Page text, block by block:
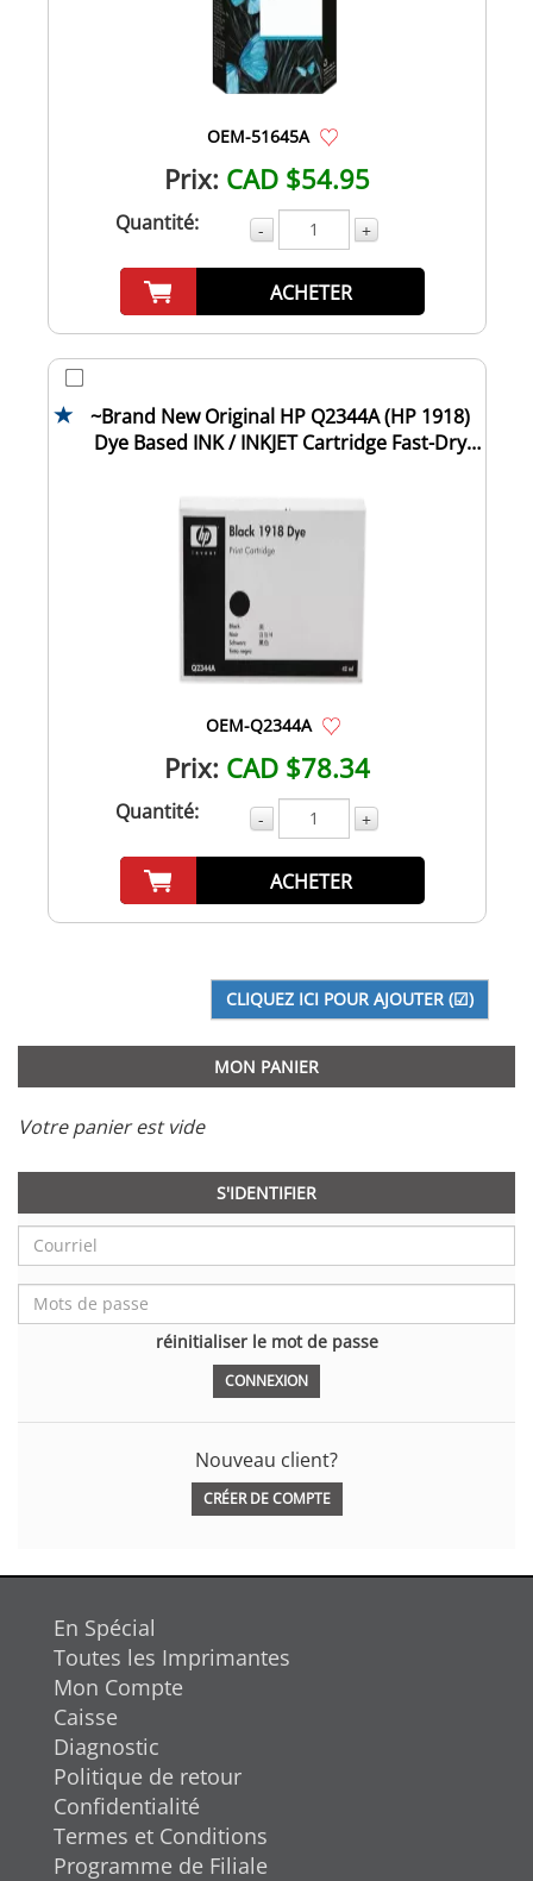
OEM-51645A
Prix: CAD $54.95
Quantité: - +
ACHETER
~Brand New Original HP Q2344A (HP 1918)
Dye Based INK / INKJET Cartridge Fast-Dry
OEM-Q2344A
Prix: CAD $78.34
Quantité: - +
ACHETER
MON PANIER
Votre panier est vide
S'IDENTIFIER
réinitialiser le mot de passe
Nouveau client?
CRÉER DE COMPTE
En Spécial
Toutes les Imprimantes
Mon Compte
Caisse
Diagnostic
Politique de retour
Confidentialité
Termes et Conditions
Programme de Filiale